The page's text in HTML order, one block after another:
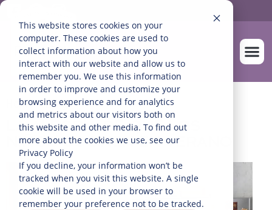
This website stores cookies on your
computer. These cookies are used to
collect information about how you
interact with our website and allow us to
remember you. We use this information
in order to improve and customize your
browsing experience and for analytics
and metrics about our visitors both on
this website and other media. To find out
more about the cookies we use, see our
Privacy Policy
If you decline, your information won’t be
tracked when you visit this website. A single
cookie will be used in your browser to
remember your preference not to be tracked.
Home>Blog
LA ALEGRÍA DE QUE LOS
NIÑOS COCINEN EN VERANO